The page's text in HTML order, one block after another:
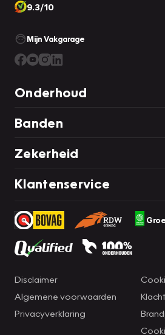
9.3/10
Mijn Vakgarage
Onderhoud
Banden
Zekerheid
Klantenservice
Disclaimer
Algemene voorwaarden
Privacyverklaring